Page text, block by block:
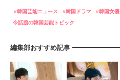
韓国芸能ニュース 韓国ドラマ 韓国女優
今話題の韓国芸能トピック
編集部おすすめ記事